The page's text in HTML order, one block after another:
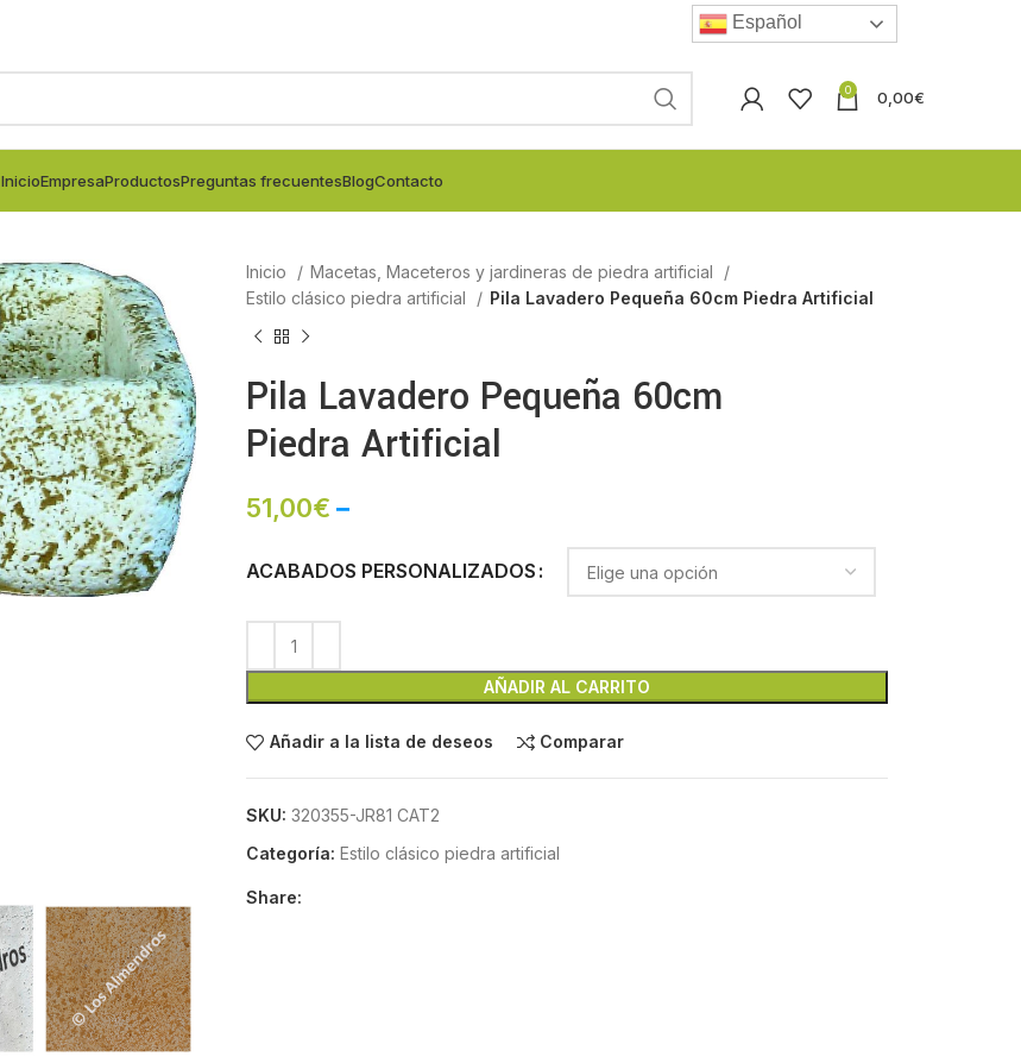
Español
0 0,00€
InicioEmpresaProductosPreguntas frecuentesBlogContacto
Inicio
Macetas, Maceteros y jardineras de piedra artificial
Estilo clásico piedra artificial
Pila Lavadero Pequeña 60cm Piedra Artificial
Pila Lavadero Pequeña 60cm
Piedra Artificial
51,00€ –
ACABADOS PERSONALIZADOS
AÑADIR AL CARRITO
Añadir a la lista de deseos Comparar
SKU: 320355-JR81 CAT2
Categoría: Estilo clásico piedra artificial
Share: